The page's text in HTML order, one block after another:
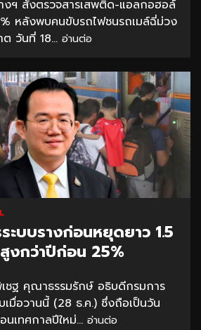
งฯ สั่งตรวจสารเสพติด-แอลกอฮอล์
หลังพบคนขับรถไฟชนรถเมล์ฉี่ม่วง
วันที่ 18... อ่านต่อ
ะบบรางก่อนหยุดยาว 1.5
งกว่าปีก่อน 25%
ชฐ คุณาธรรมรักษ์ อธิบดีกรมการ
เมื่อวานนี้ (28 ธ.ค.) ซึ่งถือเป็นวัน
เทศกาลปีใหม่... อ่านต่อ